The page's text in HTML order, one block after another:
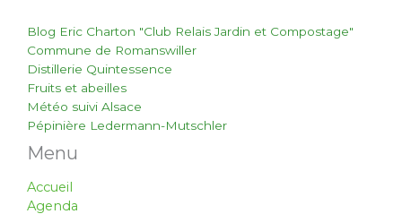
Blog Eric Charton "Club Relais Jardin et Compostage"
Commune de Romanswiller
Distillerie Quintessence
Fruits et abeilles
Météo suivi Alsace
Pépinière Ledermann-Mutschler
Menu
Accueil
Agenda